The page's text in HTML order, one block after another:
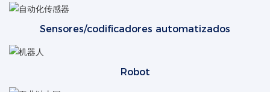
Sensores/codificadores automatizados
Robot